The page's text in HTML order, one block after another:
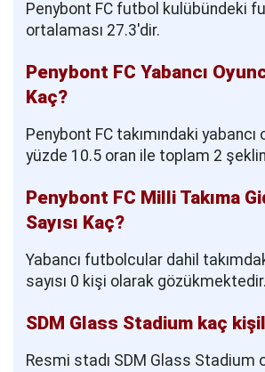
Penybont FC futbol kulübündeki
ortalaması 27.3'dir.
Penybont FC Yabancı
Kaç?
Penybont FC takımındaki yabancı
yüzde 10.5 oran ile toplam 2
Penybont FC Milli Takıma
Sayısı Kaç?
Yabancı futbolcular dahil
sayısı 0 kişi olarak gözükmektedir.
SDM Glass Stadium kaç
Resmi stadı SDM Glass Stadium